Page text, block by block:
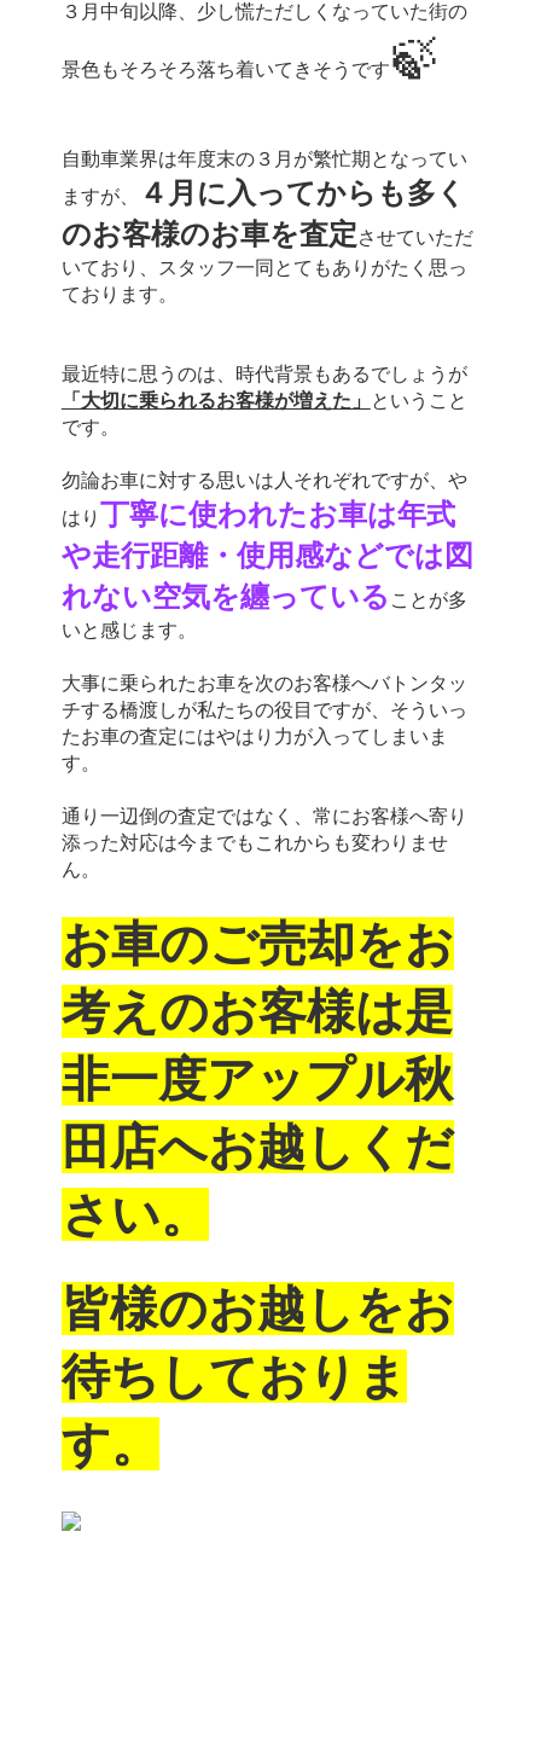
３月中旬以降、少し慌ただしくなっていた街の
景色もそろそろ落ち着いてきそうです🍃
自動車業界は年度末の３月が繁忙期となってい
ますが、
４月に入ってからも多く
のお客様のお車を査定させていただ
いており、スタッフ一同とてもありがたく思っ
ております。
最近特に思うのは、時代背景もあるでしょうが
「大切に乗られるお客様が増えた」
ということ
です。
勿論お車に対する思いは人それぞれですが、や
はり 丁寧に使われたお車は年式
や走行距離・使用感などでは図
れない空気を纏っている ことが多
いと感じます。
大事に乗られたお車を次のお客様へバトンタッ
チする橋渡しが私たちの役目ですが、そういっ
たお車の査定にはやはり力が入ってしまいま
す。
通り一辺倒の査定ではなく、常にお客様へ寄り
添った対応は今までもこれからも変わりませ
ん。
お車のご売却をお
考えのお客様は是
非一度アップル秋
田店へお越しくだ
さい。
皆様のお越しをお
待ちしておりま
す。